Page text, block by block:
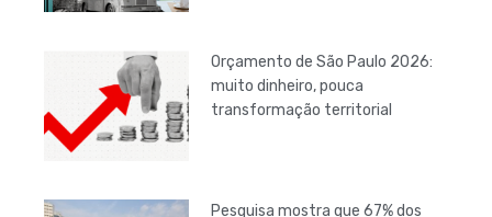
Orçamento de São Paulo 2026:
muito dinheiro, pouca
transformação territorial
Pesquisa mostra que 67% dos